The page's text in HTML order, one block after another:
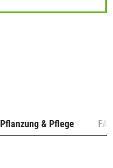
Pflanzung & Pflege